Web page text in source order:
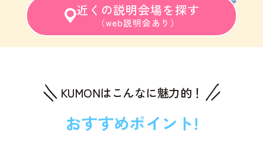
近くの説明会場を探す
（web説明会あり）
KUMONはこんなに魅力的！
おすすめポイント!